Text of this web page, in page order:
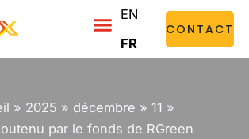
Menu
EN
FR
CONTACT
2025 décembre
11
par le fonds de RGreen